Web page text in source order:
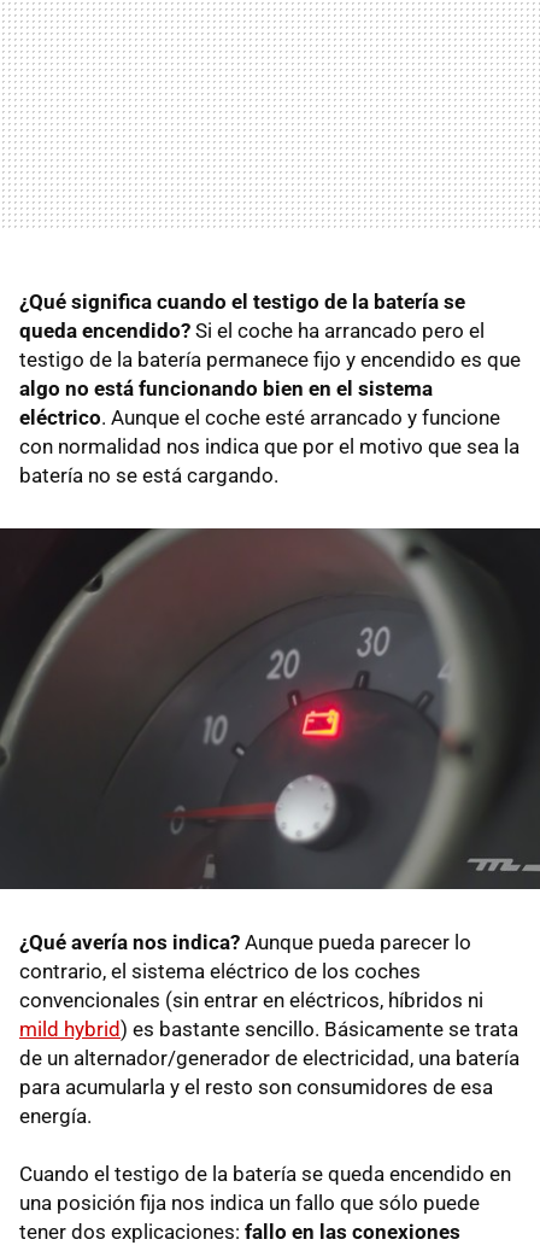
¿Qué significa cuando el testigo de la batería se
queda encendido? Si el coche ha arrancado pero el
testigo de la batería permanece fijo y encendido es que
algo no está funcionando bien en el sistema
eléctrico. Aunque el coche esté arrancado y funcione
con normalidad nos indica que por el motivo que sea la
batería no se está cargando.
¿Qué avería nos indica? Aunque pueda parecer lo
contrario, el sistema eléctrico de los coches
convencionales (sin entrar en eléctricos, híbridos ni
mild hybrid) es bastante sencillo. Básicamente se trata
de un alternador/generador de electricidad, una batería
para acumularla y el resto son consumidores de esa
energía.
Cuando el testigo de la batería se queda encendido en
una posición fija nos indica un fallo que sólo puede
tener dos explicaciones: fallo en las conexiones